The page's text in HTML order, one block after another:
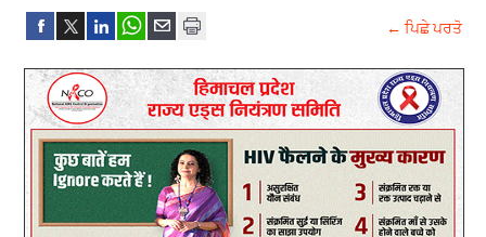
← ਪਿਛੇ ਪਰਤੋ